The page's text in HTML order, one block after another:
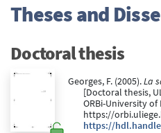
Theses and
Doctoral thesis
Georges, F. (2005).La
[Doctoral thesis,
ORBi-University of
https://
https://